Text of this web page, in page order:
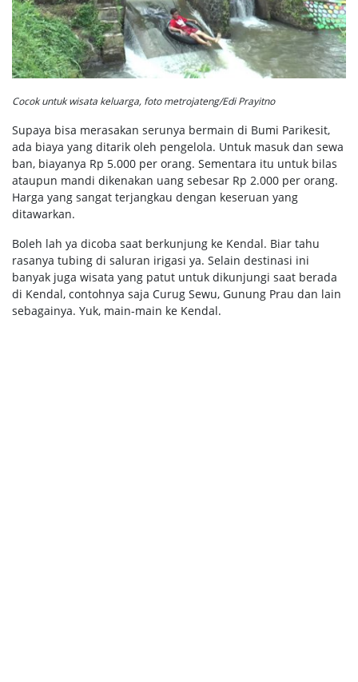
Cocok untuk wisata keluarga, foto metrojateng/Edi Prayitno
Supaya bisa merasakan serunya bermain di Bumi Parikesit,
ada biaya yang ditarik oleh pengelola. Untuk masuk dan sewa
ban, biayanya Rp 5.000 per orang. Sementara itu untuk bilas
ataupun mandi dikenakan uang sebesar Rp 2.000 per orang.
Harga yang sangat terjangkau dengan keseruan yang
ditawarkan.
Boleh lah ya dicoba saat berkunjung ke Kendal. Biar tahu
rasanya tubing di saluran irigasi ya. Selain destinasi ini
banyak juga wisata yang patut untuk dikunjungi saat berada
di Kendal, contohnya saja Curug Sewu, Gunung Prau dan lain
sebagainya. Yuk, main-main ke Kendal.